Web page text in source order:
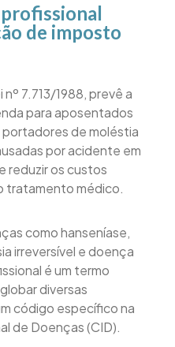
de imposto
nº 7.713/1988, prevê a
para aposentados
de moléstia
por acidente em
reduzir os custos
tratamento médico.
como hanseníase,
irreversível e doença
é um termo
diversas
código específico na
de Doenças (CID).